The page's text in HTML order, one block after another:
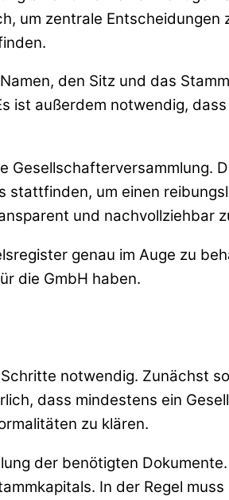
um zentrale
den Sitz und das
außerdem notwendig,
um einen
und nachvollziehbar
genau im Auge zu
die GmbH haben.
notwendig. Zunächst
dass mindestens ein
zu klären.
der benötigten
In der Regel